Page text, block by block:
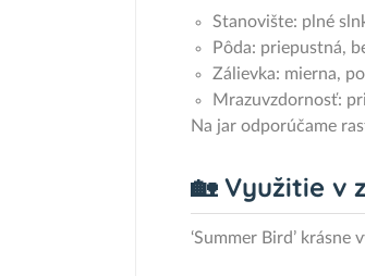
Stanovište: plné
Pôda: priepustná,
Zálievka: mierna,
Mrazuvzdornosť:
Na jar odporúčame
🏡 Využitie v
‘Summer Bird’